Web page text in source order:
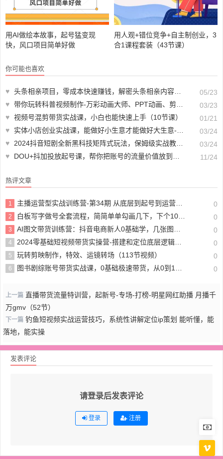
用AI做绘本故事，起号猛变现
快，风口项目简单好做
用人观+错位竞争+自主制创业，3
合1课程套装（43节课）
你可能也喜欢
♥ 头条相亲项目，零成本快速赚钱，解密头条相亲内容制作秘籍【视频教程】
05/23
♥ 带你玩转科普视频制作-万彩动画大师、PPT动画、剪映视频剪辑（44节课）
03/23
♥ 视频号混剪带货实战课，小白也能快速上手（10节课）
01/21
♥
实体小店创业实战课，能做好小生意才能做好大生意-41节完整版
03/24
♥ 2024抖音短剧全新黑科技矩阵式玩法，保姆级实战教学，项目零门槛可分裂全自动养号
03/24
♥
DOU+抖加投放起号课，帮你把账号的流量价值放到更大（21节课） 11/24
热评文章
1 主播运营型实战训练营-第34期 从底层到起号到运营型主播到千川投放思路 0
2 白板写字做号全套流程，简简单单勾画几下，下个10w+的爆款就是你（课程+直播回放） 0
3 AI图文带货训练营：抖音电商新人0基础学，几张图文能赚1.4w+ 0
4 2024零基础短视频带货实操营-搭建和定位底层逻辑、选品核心数据和方法、AI智能剪辑 0
5 玩转剪映制作，特效、运镜转场（113节视频） 0
6 图书剧综账号带货实战课，0基础极速带货，从0到1搭建一个图书剧综账号 0
上一篇 直播带货流量特训营，起新号-专场-打榜-明星网红助播 月播千
万gmv（52节）
下一篇 钓鱼短视频实战运营技巧，系统性讲解定位ip策划 能听懂，能
落地，能实操
发表评论
请登录后发表评论
登录 注册